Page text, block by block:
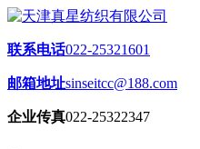
联系电话022-25321601
邮箱地址sinseitcc@188.com
企业传真022-25322347